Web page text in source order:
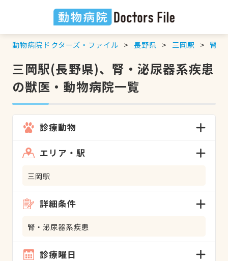
動物病院ドクターズ・ファイル 長野県 三岡駅 腎・
三岡駅(長野県)、腎・泌尿器系疾患
の獣医・動物病院一覧
診療動物
エリア・駅
三岡駅
詳細条件
腎・泌尿器系疾患
診療曜日